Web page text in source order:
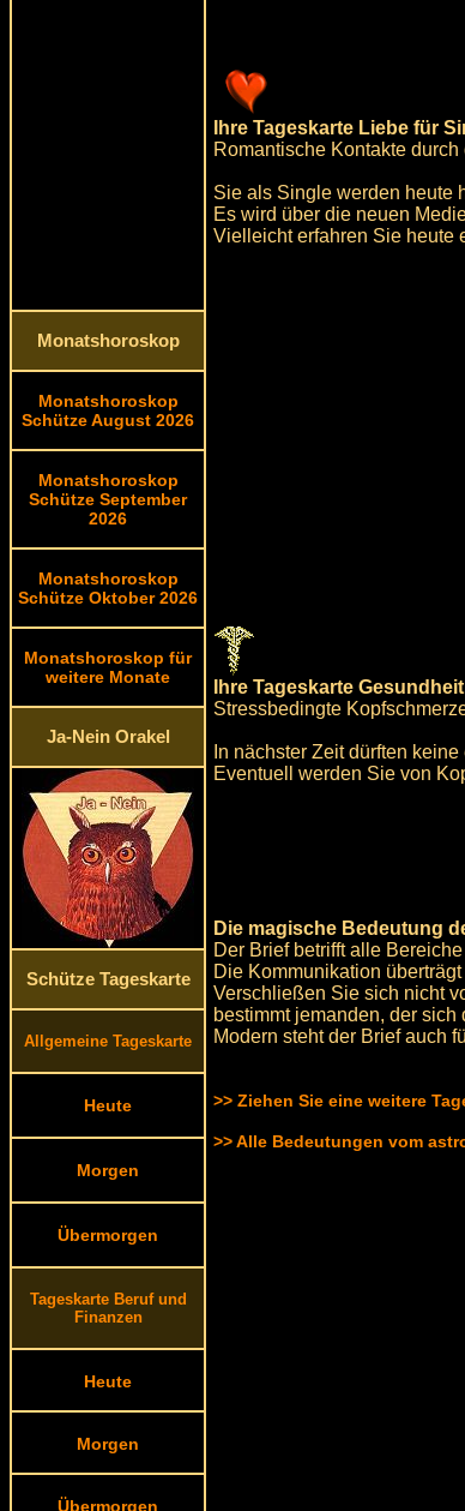
Monatshoroskop
Monatshoroskop
Schütze August 2026
Monatshoroskop
Schütze September
2026
Monatshoroskop
Schütze Oktober 2026
Monatshoroskop für
weitere Monate
Ja-Nein Orakel
Schütze Tageskarte
Allgemeine Tageskarte
Heute
Morgen
Übermorgen
Tageskarte Beruf und
Finanzen
Heute
Morgen
Übermorgen
Ihre Tageskarte Liebe für
Romantische Kontakte durch
Sie als Single werden heute
Es wird über die neuen
Vielleicht erfahren Sie heute
Ihre Tageskarte
Stressbedingte
In nächster Zeit dürften
Eventuell werden Sie von
Die magische Bedeutung
Der Brief betrifft alle
Die Kommunikation
Verschließen Sie sich nicht
bestimmt jemanden, der sich
Modern steht der Brief auch
>> Ziehen Sie eine weitere
>> Alle Bedeutungen vom